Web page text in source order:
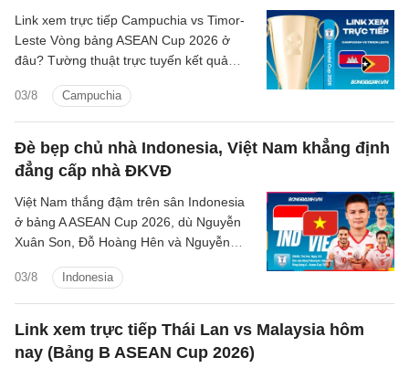
03/8 Campuchia
Link xem trực tiếp Campuchia vs Timor-
Leste Vòng bảng ASEAN Cup 2026 ở
đâu? Tường thuật trực tuyến kết quả
kênh phát sóng nào?
Đè bẹp chủ nhà Indonesia, Việt Nam khẳng định
đẳng cấp nhà ĐKVĐ
03/8 Indonesia
Việt Nam thắng đậm trên sân Indonesia
ở bảng A ASEAN Cup 2026, dù Nguyễn
Xuân Son, Đỗ Hoàng Hên và Nguyễn
Link xem trực tiếp Thái Lan vs Malaysia hôm
nay (Bảng B ASEAN Cup 2026)